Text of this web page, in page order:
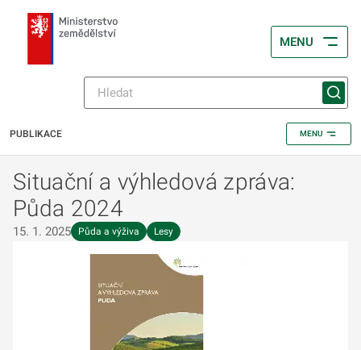
MENU
PUBLIKACE MENU
Situační a výhledová zpráva:
Půda 2024
15. 1. 2025 Půda a výživa Lesy